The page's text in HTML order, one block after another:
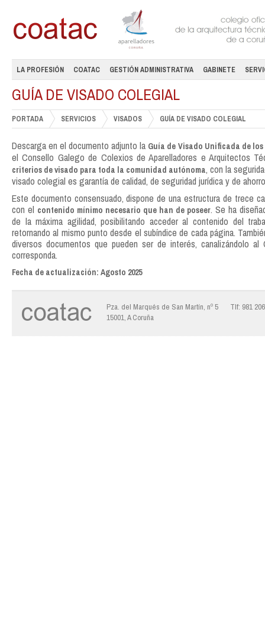
LA PROFESIÓN COATAC GESTIÓN ADMINISTRATIVA GABINETE
GUÍA DE VISADO COLEGIAL
PORTADA SERVICIOS VISADOS GUÍA DE VISADO COLEGIAL
Descarga en el documento adjunto la Guía de Visado Unificada de
el Consello Galego de Colexios de Aparelladores e Arquitectos
criterios de visado para toda la comunidad autónoma, con la
visado colegial es garantía de calidad, de seguridad jurídica y de
Este documento consensuado, dispone de una estructura de trece
con el contenido mínimo necesario que han de poseer. Se ha
de la máxima agilidad, posibilitando acceder al contenido del
retornando al mismo punto desde el subíndice de cada página.
diversos documentos que pueden ser de interés, canalizándolo
corresponda.
Fecha de actualización: Agosto 2025
Pza. del Marqués de San Martín, nº 5
15001, A Coruña
Tlf: 981